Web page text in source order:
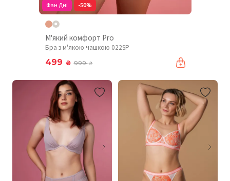
Фан Дні -50%
М'який комфорт Pro
Бра з м'якою чашкою 022SP
499 ₴ 999₴